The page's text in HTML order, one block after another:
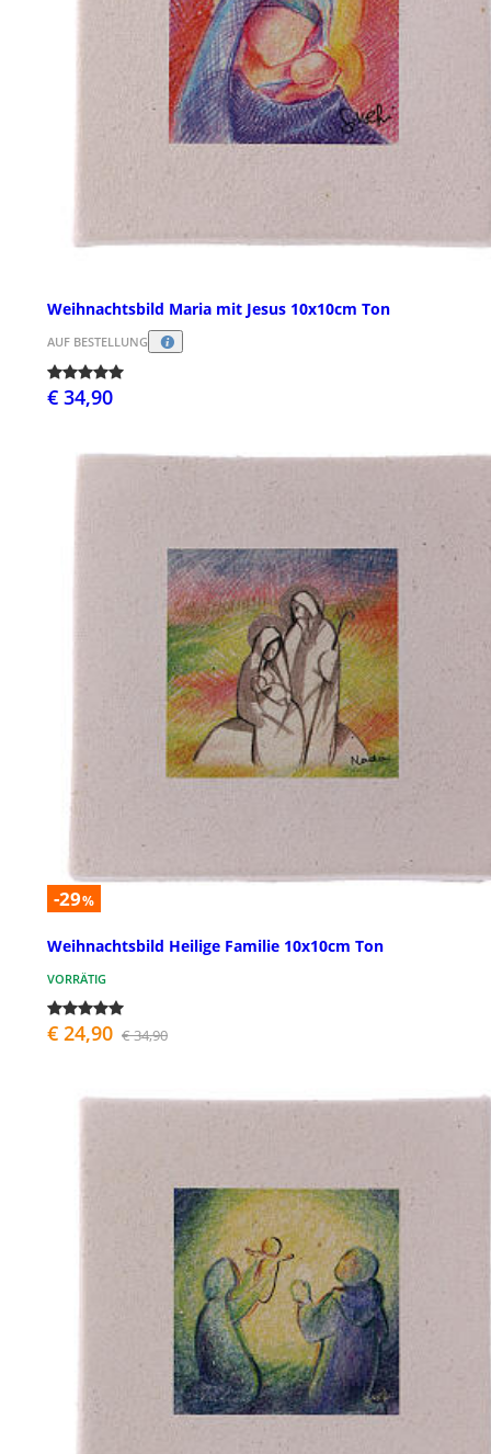
Weihnachtsbild Maria mit Jesus 10x10cm Ton
AUF BESTELLUNG
€ 34,90
-29%
Weihnachtsbild Heilige Familie 10x10cm Ton
VORRÄTIG
€ 24,90 € 34,90